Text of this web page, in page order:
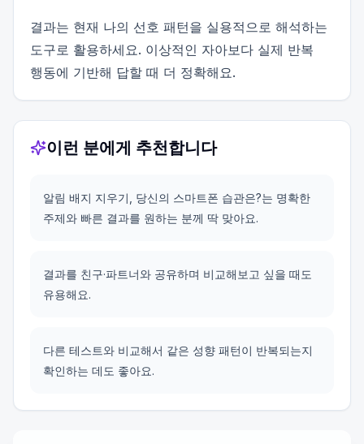
결과는 현재 나의 선호 패턴을 실용적으로 해석하는
도구로 활용하세요. 이상적인 자아보다 실제 반복
행동에 기반해 답할 때 더 정확해요.
이런 분에게 추천합니다
알림 배지 지우기, 당신의 스마트폰 습관은?는 명확한
주제와 빠른 결과를 원하는 분께 딱 맞아요.
결과를 친구·파트너와 공유하며 비교해보고 싶을 때도
유용해요.
다른 테스트와 비교해서 같은 성향 패턴이 반복되는지
확인하는 데도 좋아요.